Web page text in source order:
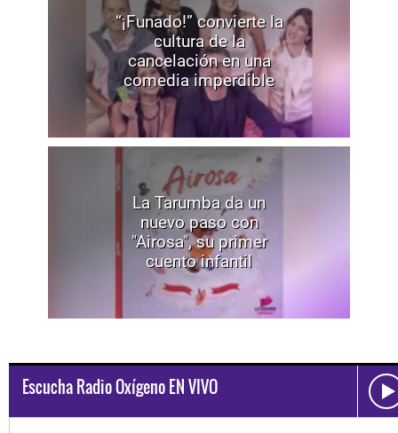
“¡Funado!” convierte la
cultura de la
cancelación en una
comedia imperdible
La Tarumba da un
nuevo paso con
"Airosa", su primer
cuento infantil
Escucha Radio Oxígeno EN VIVO